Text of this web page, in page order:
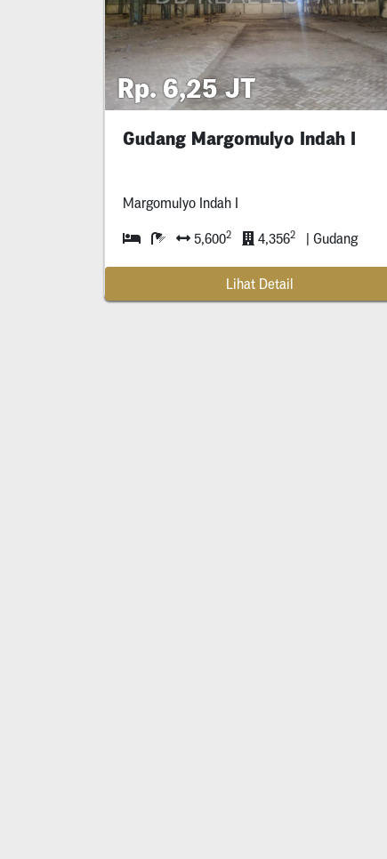
Rp. 6,25 JT
Gudang Margomulyo Indah I
Margomulyo Indah I
5,6002 4,3562 | Gudang
Lihat Detail